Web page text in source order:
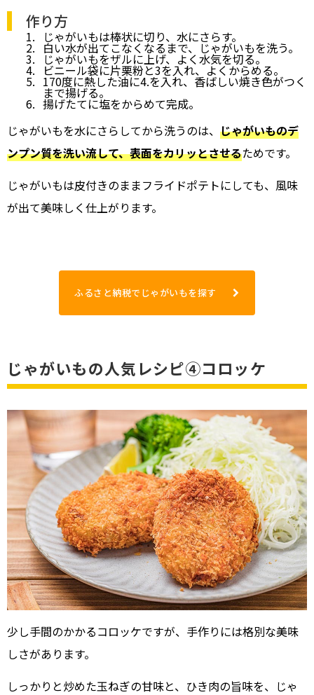
作り方
じゃがいもは棒状に切り、水にさらす。
白い水が出てこなくなるまで、じゃがいもを洗う。
じゃがいもをザルに上げ、よく水気を切る。
ビニール袋に片栗粉と3を入れ、よくからめる。
170度に熱した油に4.を入れ、香ばしい焼き色がつく
まで揚げる。
揚げたてに塩をからめて完成。
じゃがいもを水にさらしてから洗うのは、 じゃがいものデ
ンプン質を洗い流して、表面をカリッとさせるためです。
じゃがいもは皮付きのままフライドポテトにしても、風味
が出て美味しく仕上がります。
ふるさと納税でじゃがいもを探す
じゃがいもの人気レシピ④コロッケ
少し手間のかかるコロッケですが、手作りには格別な美味
しさがあります。
しっかりと炒めた玉ねぎの甘味と、ひき肉の旨味を、じゃ